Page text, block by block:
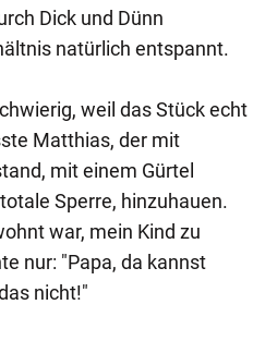
Dick und Dünn
natürlich entspannt.
weil das Stück echt
Matthias, der mit
mit einem Gürtel
Sperre, hinzuhauen.
war, mein Kind zu
nur: "Papa, da kannst
nicht!"